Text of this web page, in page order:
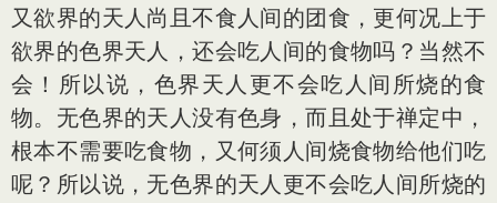
又欲界的天人尚且不食人间的团食，更何况上于
欲界的色界天人，还会吃人间的食物吗？当然不
会！所以说，色界天人更不会吃人间所烧的食
物。无色界的天人没有色身，而且处于禅定中，
根本不需要吃食物，又何须人间烧食物给他们吃
呢？所以说，无色界的天人更不会吃人间所烧的